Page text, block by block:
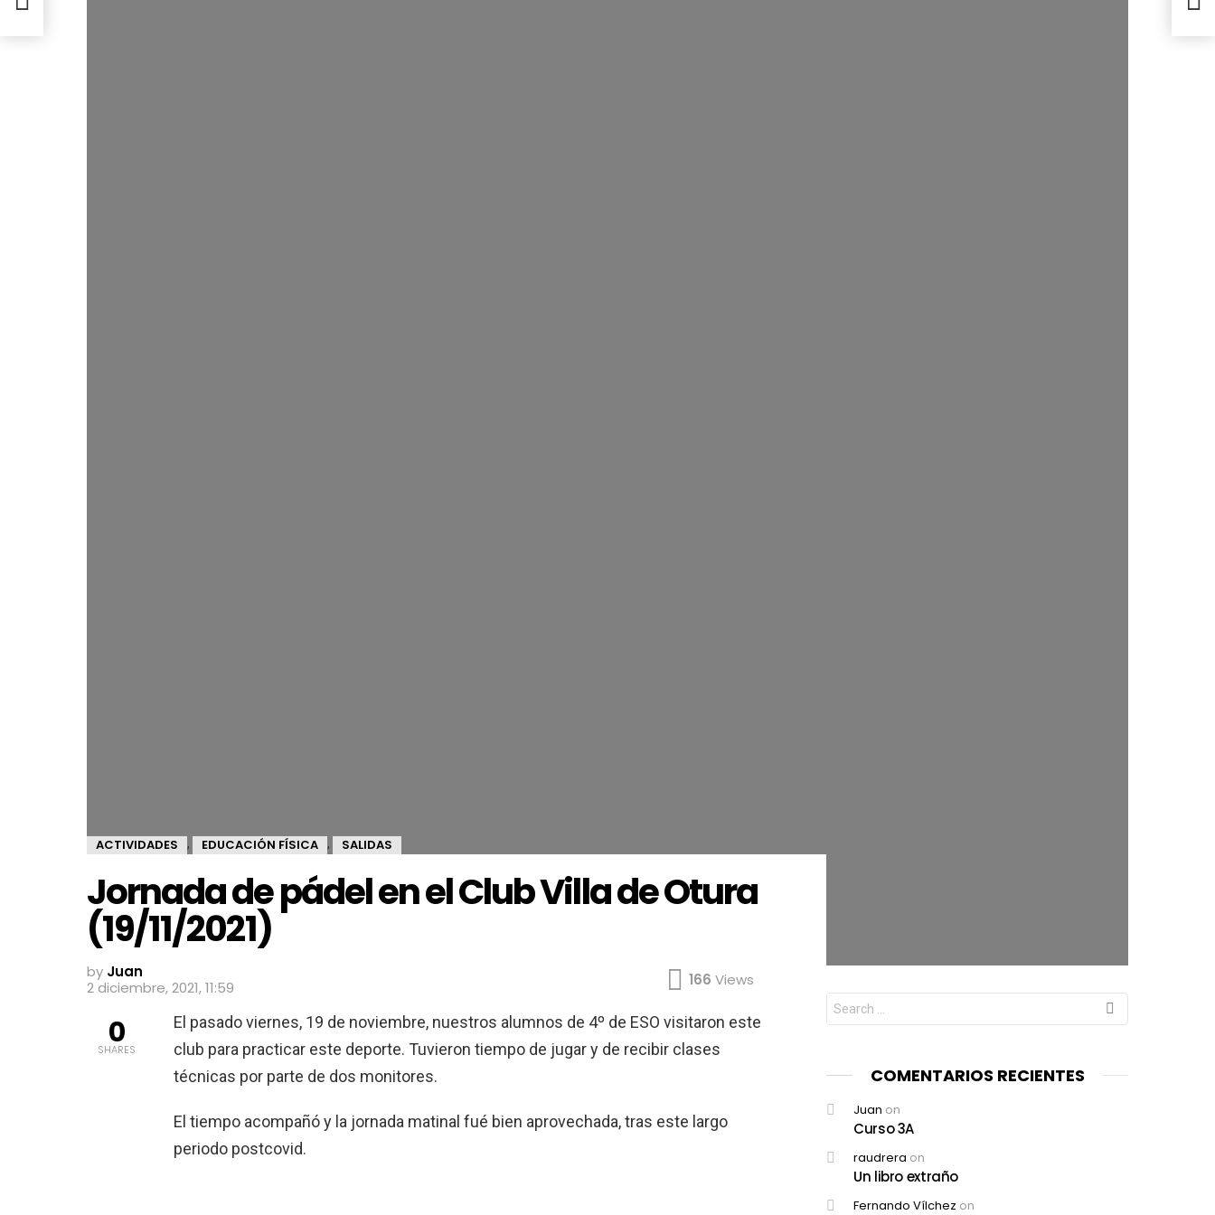
ACTIVIDADES , EDUCACIÓN FÍSICA , SALIDAS
Jornada de pádel en el Club Villa de Otura
(19/11/2021)
by Juan
2 diciembre, 2021, 11:59
166 Views
El pasado viernes, 19 de noviembre, nuestros alumnos de 4º de ESO visitaron este
club para practicar este deporte. Tuvieron tiempo de jugar y de recibir clases
técnicas por parte de dos monitores.
El tiempo acompañó y la jornada matinal fué bien aprovechada, tras este largo
periodo postcovid.
0
SHARES
Search
for:
COMENTARIOS RECIENTES
Juan on
Curso 3A
raudrera on
Un libro extraño
Fernando Vílchez on